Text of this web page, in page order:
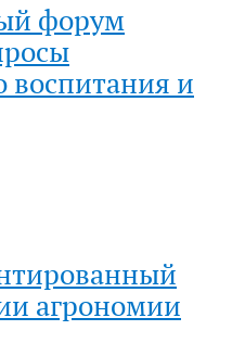
форум
воспитания и
агрономии